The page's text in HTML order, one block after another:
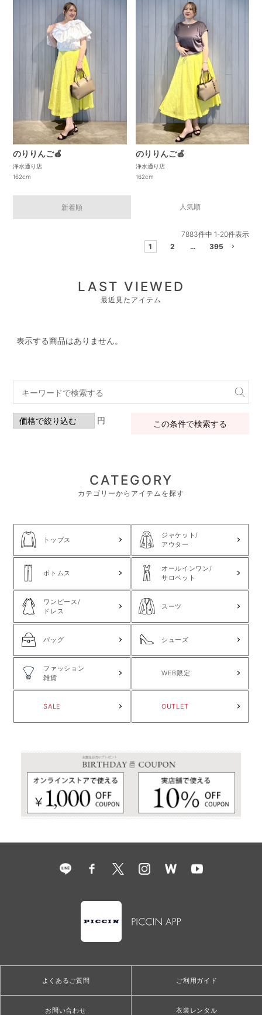
のりりんご🍎
浄水通り店
162cm
のりりんご🍎
浄水通り店
162cm
新着順 人気順
7883件中 1-20件表示
1
2 … 395
LAST VIEWED
最近見たアイテム
表示する商品はありません。
円 この条件で検索する
CATEGORY
カテゴリーからアイテムを探す
トップス
ジャケット/
アウター
ボトムス
オールインワン/
サロペット
ワンピース/
ドレス
スーツ
バッグ シューズ
ファッション
雑貨
WEB限定
SALE OUTLET
よくあるご質問 ご利用ガイド
お問い合わせ 衣装レンタル